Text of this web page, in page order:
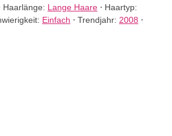
Haarlänge: Lange Haare ⋅ Haartyp:
Einfach ⋅ Trendjahr: 2008 ⋅